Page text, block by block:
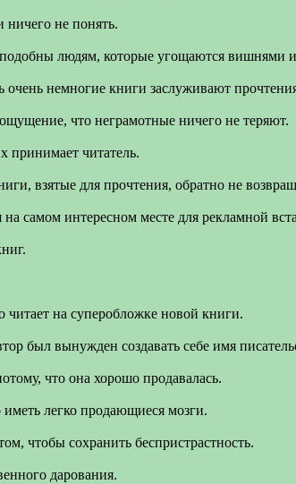
ничего не понять.
подобны людям, которые угощаются
немногие книги заслуживают
что неграмотные ничего не теряют.
принимает читатель.
взятые для прочтения, обратно не
самом интересном месте для рекламной
читает на суперобложке новой книги.
был вынужден создавать себе имя
что она хорошо продавалась.
легко продающиеся мозги.
чтобы сохранить беспристрастность.
дарования.